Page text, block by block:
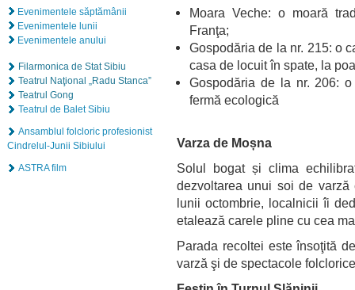
Evenimentele săptămânii
Evenimentele lunii
Evenimentele anului
Filarmonica de Stat Sibiu
Teatrul Naţional „Radu Stanca”
Teatrul Gong
Teatrul de Balet Sibiu
Ansamblul folcloric profesionist
Cindrelul-Junii Sibiului
ASTRA film
Moara Veche: o moară
Franţa;
Gospodăria de la nr. 215: o
casa de locuit în spate, la
Gospodăria de la nr. 206:
fermă ecologică
Varza de Moșna
Solul bogat și clima
dezvoltarea unui soi de
lunii octombrie, localnicii îi
etalează carele pline cu cea
Parada recoltei este însoţită
varză şi de spectacole